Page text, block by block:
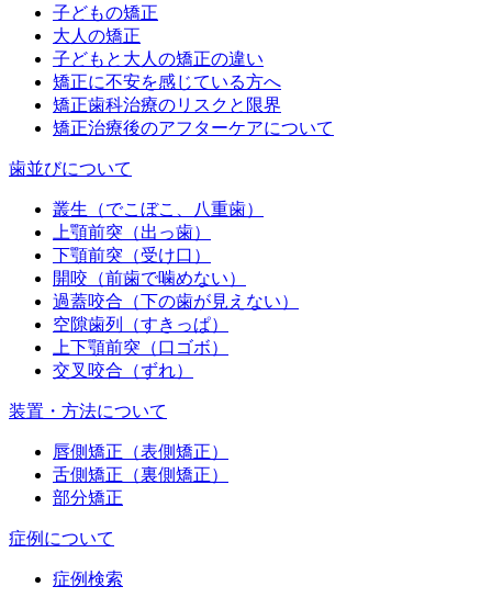
子どもの矯正
大人の矯正
子どもと大人の矯正の違い
矯正に不安を感じている方へ
矯正歯科治療のリスクと限界
矯正治療後のアフターケアについて
歯並びについて
叢生（でこぼこ、八重歯）
上顎前突（出っ歯）
下顎前突（受け口）
開咬（前歯で噛めない）
過蓋咬合（下の歯が見えない）
空隙歯列（すきっぱ）
上下顎前突（口ゴボ）
交叉咬合（ずれ）
装置・方法について
唇側矯正（表側矯正）
舌側矯正（裏側矯正）
部分矯正
症例について
症例検索